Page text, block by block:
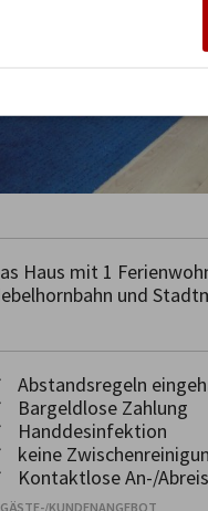
Haus mit 1
und
Abstandsregeln
Bargeldlose Zahlung
Handdesinfektion
keine
Kontaktlose An-/
KUNDENANGEBOT